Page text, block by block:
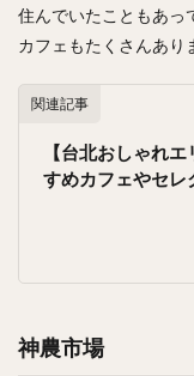
住んでいたこともあっ
カフェもたくさんあり
関連記事
【台北おしゃれ
すめカフェやセレ
神農市場